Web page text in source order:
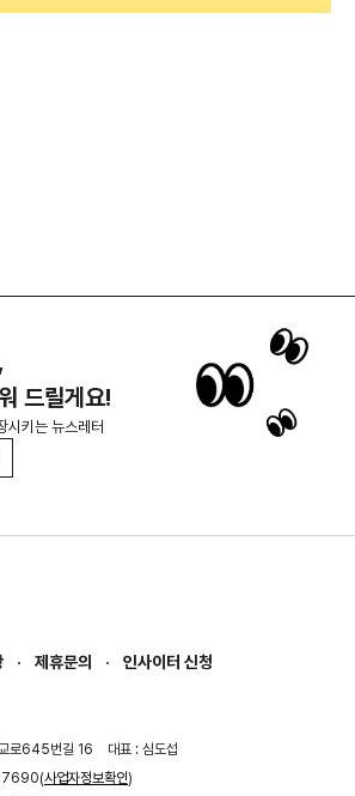
드릴게요!
키는 뉴스레터
제휴문의
인사이터 신청
로645번길 16
대표 : 심도섭
사업자정보확인)